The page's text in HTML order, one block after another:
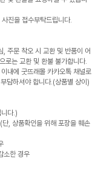
진을 접수부탁드립니다.
주문 착오 시 교환 및 반품이 어
로는 교환 및 환불 불가합니다.
내에 굿뜨래몰 카카오톡 채널로
담하셔야 합니다.(상품별 상이)
다.)
, 상품확인을 위해 포장을 훼손
소한 경우